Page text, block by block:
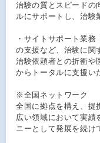
治験の質とスピードの
ルにサポートし、治験
・サイトサポート業
の支援など、治験に関
治験依頼者との折衝や
からトータルに支援い
※全国ネットワーク
全国に拠点を構え、提
広い領域において実績
ニーとして発展を続け